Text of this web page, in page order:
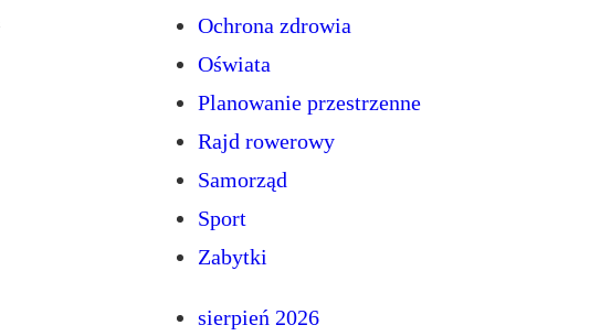
Ochrona zdrowia
Oświata
Planowanie przestrzenne
Rajd rowerowy
Samorząd
Sport
Zabytki
sierpień 2026